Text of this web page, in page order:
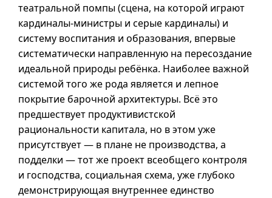
театральной помпы (сцена, на которой играют
кардиналы-министры и серые кардиналы) и
систему воспитания и образования, впервые
систематически направленную на пересоздание
идеальной природы ребёнка. Наиболее важной
системой того же рода является и лепное
покрытие барочной архитектуры. Всё это
предшествует продуктивистской
рациональности капитала, но в этом уже
присутствует — в плане не производства, а
подделки — тот же проект всеобщего контроля
и господства, социальная схема, уже глубоко
демонстрирующая внутреннее единство